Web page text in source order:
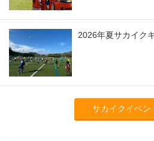
2026年夏サカイク
サカイクイベン